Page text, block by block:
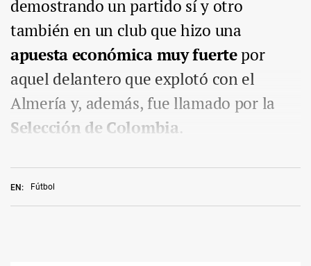
EN: Fútbol
demostrando un partido sí y otro
también en un club que hizo una
apuesta económica muy fuertepor
aquel delantero que explotó con el
Almería y, además, fue llamado por la
Selección de Colombia.